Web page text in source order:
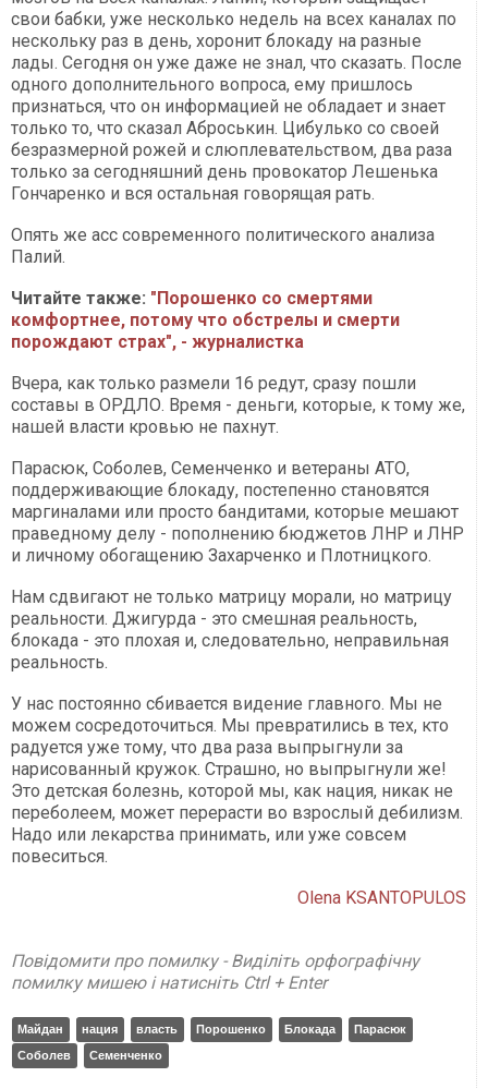
свои бабки, уже несколько недель на всех каналах по
нескольку раз в день, хоронит блокаду на разные
лады. Сегодня он уже даже не знал, что сказать. После
одного дополнительного вопроса, ему пришлось
признаться, что он информацией не обладает и знает
только то, что сказал Аброськин. Цибулько со своей
безразмерной рожей и слюплевательством, два раза
только за сегодняшний день провокатор Лешенька
Гончаренко и вся остальная говорящая рать.
Опять же асс современного политического анализа
Палий.
Читайте также: "Порошенко со смертями
комфортнее, потому что обстрелы и смерти
порождают страх", - журналистка
Вчера, как только размели 16 редут, сразу пошли
составы в ОРДЛО. Время - деньги, которые, к тому же,
нашей власти кровью не пахнут.
Парасюк, Соболев, Семенченко и ветераны АТО,
поддерживающие блокаду, постепенно становятся
маргиналами или просто бандитами, которые мешают
праведному делу - пополнению бюджетов ЛНР и ЛНР
и личному обогащению Захарченко и Плотницкого.
Нам сдвигают не только матрицу морали, но матрицу
реальности. Джигурда - это смешная реальность,
блокада - это плохая и, следовательно, неправильная
реальность.
У нас постоянно сбивается видение главного. Мы не
можем сосредоточиться. Мы превратились в тех, кто
радуется уже тому, что два раза выпрыгнули за
нарисованный кружок. Страшно, но выпрыгнули же!
Это детская болезнь, которой мы, как нация, никак не
переболеем, может перерасти во взрослый дебилизм.
Надо или лекарства принимать, или уже совсем
повеситься.
Olena KSANTOPULOS
Повідомити про помилку - Виділіть орфографічну
помилку мишею і натисніть Ctrl + Enter
Майдан нация власть Порошенко Блокада
Парасюк
Соболев
Семенченко